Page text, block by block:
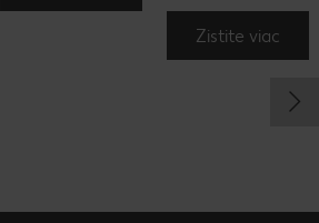
Zistite viac